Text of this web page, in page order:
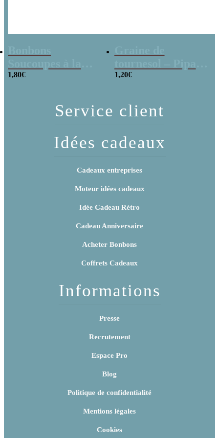
poudre (x20)
1,80€
x 3
1,20€
Service client
Idées cadeaux
Cadeaux entreprises
Moteur idées cadeaux
Idée Cadeau Rétro
Cadeau Anniversaire
Acheter Bonbons
Coffrets Cadeaux
Informations
Presse
Recrutement
Espace Pro
Blog
Politique de confidentialité
Mentions légales
Cookies